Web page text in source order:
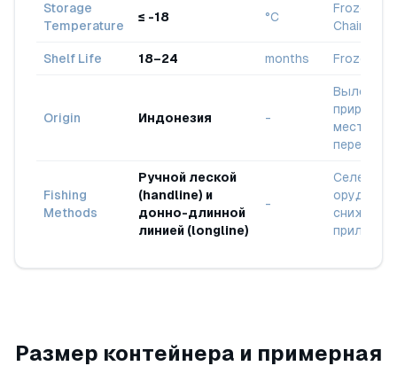
Storage
Temperature
≤ -18 °C
Frozen
Chain
Shelf Life 18–24 months Frozen
Origin Индонезия -
Вылов в
природе /
местная
Fishing
Methods
Ручной леской
(handline) и
донно-длинной
линией (longline)
-
орудие
снижения
прилова
Размер контейнера и примерная